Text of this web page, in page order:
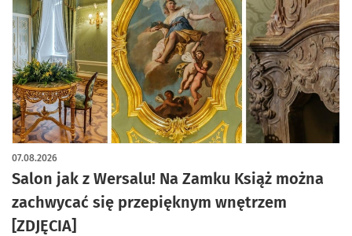
Salon jak z Wersalu! Na Zamku Książ można
zachwycać się przepięknym wnętrzem
[ZDJĘCIA]
07.08.2026
artykuł z galerią zdjęć